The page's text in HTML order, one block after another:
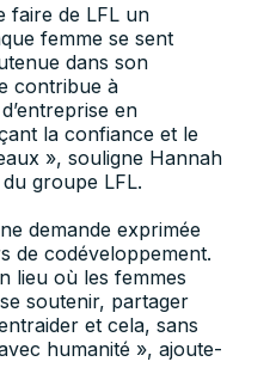
faire de LFL un
femme se sent
dans son
contribue à
en
la confiance et le
», souligne Hannah
groupe LFL.
demande exprimée
de codéveloppement.
lieu où les femmes
soutenir, partager
et cela, sans
humanité », ajoute-